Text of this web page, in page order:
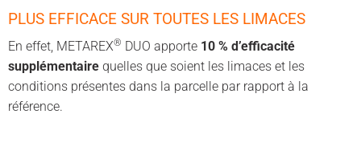
PLUS EFFICACE SUR TOUTES LES LIMACES
En effet, METAREX® DUO apporte 10 % d’efficacité
supplémentaire quelles que soient les limaces et les
conditions présentes dans la parcelle par rapport à la
référence.